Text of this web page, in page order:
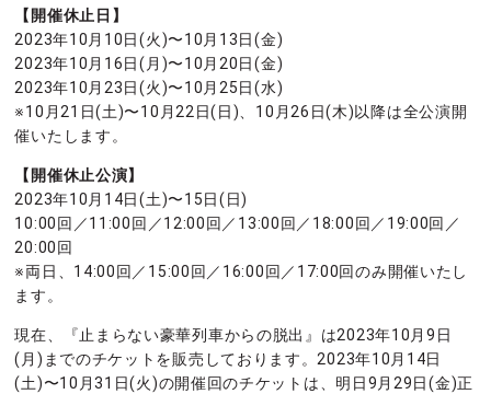
【開催休止日】
2023年10月10日(火)〜10月13日(金)
2023年10月16日(月)〜10月20日(金)
2023年10月23日(火)〜10月25日(水)
※10月21日(土)〜10月22日(日)、10月26日(木)以降は全公演開
催いたします。
【開催休止公演】
2023年10月14日(土)〜15日(日)
10:00回／11:00回／12:00回／13:00回／18:00回／19:00回／
20:00回
※両日、14:00回／15:00回／16:00回／17:00回のみ開催いたし
ます。
現在、『止まらない豪華列車からの脱出』は2023年10月9日
(月)までのチケットを販売しております。2023年10月14日
(土)〜10月31日(火)の開催回のチケットは、明日9月29日(金)正